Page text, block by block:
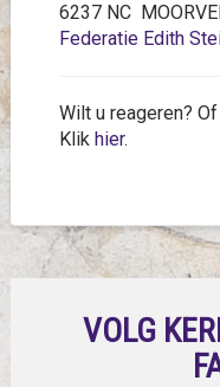
6237 NC
Federatie Edith
Wilt u reageren?
Klik hier.
VOLG